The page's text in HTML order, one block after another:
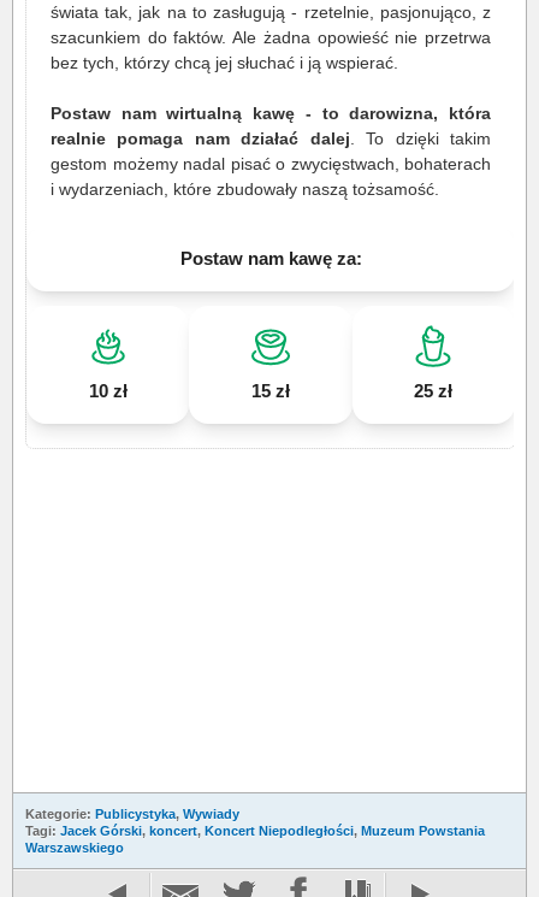
świata tak, jak na to zasługują - rzetelnie, pasjonująco, z
szacunkiem do faktów. Ale żadna opowieść nie przetrwa
bez tych, którzy chcą jej słuchać i ją wspierać.
Postaw nam wirtualną kawę - to darowizna, która
realnie pomaga nam działać dalej . To dzięki takim
gestom możemy nadal pisać o zwycięstwach, bohaterach
i wydarzeniach, które zbudowały naszą tożsamość.
Postaw nam kawę za:
10 zł 15 zł 25 zł
Kategorie: Publicystyka, Wywiady
Tagi: Jacek Górski, koncert, Koncert Niepodległości, Muzeum Powstania
Warszawskiego